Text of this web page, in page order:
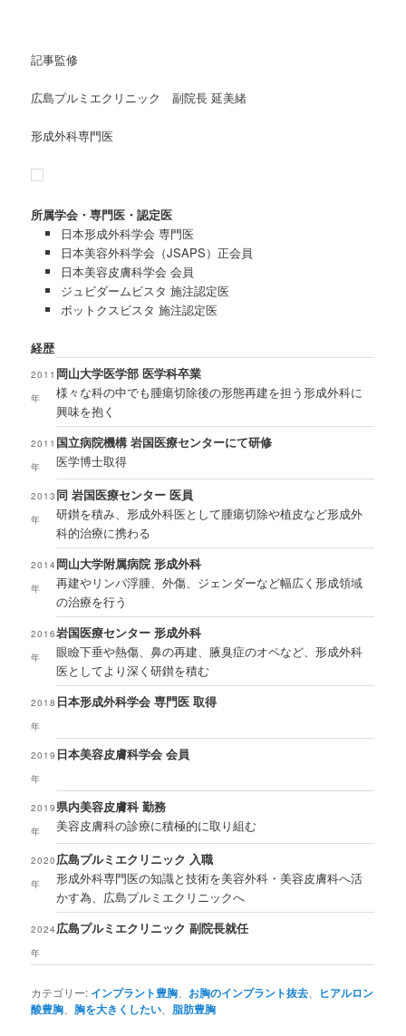
記事監修
広島プルミエクリニック 副院長 延美緒
形成外科専門医
所属学会・専門医・認定医
日本形成外科学会 専門医
日本美容外科学会（JSAPS）正会員
日本美容皮膚科学会 会員
ジュビダームビスタ 施注認定医
ボットクスビスタ 施注認定医
経歴
2011
年
岡山大学医学部 医学科卒業
様々な科の中でも腫瘍切除後の形態再建を担う形成外科に
興味を抱く
2011
年
国立病院機構 岩国医療センターにて研修
医学博士取得
2013
年
同 岩国医療センター 医員
研鑚を積み、形成外科医として腫瘍切除や植皮など形成外
科的治療に携わる
2014
年
岡山大学附属病院 形成外科
再建やリンパ浮腫、外傷、ジェンダーなど幅広く形成領域
の治療を行う
2016
年
岩国医療センター 形成外科
眼瞼下垂や熱傷、鼻の再建、腋臭症のオペなど、形成外科
医としてより深く研鑚を積む
2018
年
日本形成外科学会 専門医 取得
2019
年
日本美容皮膚科学会 会員
2019
年
県内美容皮膚科 勤務
美容皮膚科の診療に積極的に取り組む
2020
年
広島プルミエクリニック 入職
形成外科専門医の知識と技術を美容外科・美容皮膚科へ活
かす為、広島プルミエクリニックへ
2024
年
広島プルミエクリニック 副院長就任
カテゴリー: インプラント豊胸、 お胸のインプラント抜去、
ヒアルロン
酸豊胸、胸を大きくしたい、 脂肪豊胸